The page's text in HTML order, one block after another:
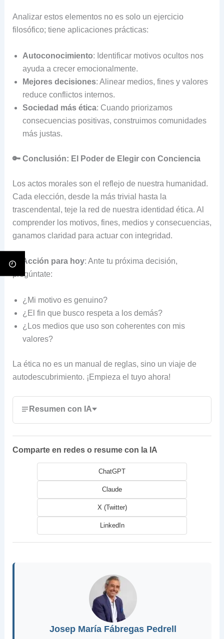
Analizar estos elementos no es solo un ejercicio
filosófico; tiene aplicaciones prácticas:
Autoconocimiento: Identificar motivos ocultos nos
ayuda a crecer emocionalmente.
Mejores decisiones: Alinear medios, fines y valores
reduce conflictos internos.
Sociedad más ética: Cuando priorizamos
consecuencias positivas, construimos comunidades
más justas.
🔑 Conclusión: El Poder de Elegir con Conciencia
Los actos morales son el reflejo de nuestra humanidad.
Cada elección, desde la más trivial hasta la
trascendental, teje la red de nuestra identidad ética. Al
comprender los motivos, fines, medios y consecuencias,
ganamos claridad para actuar con integridad.
🔄 Acción para hoy: Ante tu próxima decisión,
pregúntate:
¿Mi motivo es genuino?
¿El fin que busco respeta a los demás?
¿Los medios que uso son coherentes con mis
valores?
La ética no es un manual de reglas, sino un viaje de
autodescubrimiento. ¡Empieza el tuyo ahora!
Resumen con IA
Comparte en redes o resume con la IA
ChatGPT
Claude
X (Twitter)
LinkedIn
Josep María Fábregas Pedrell